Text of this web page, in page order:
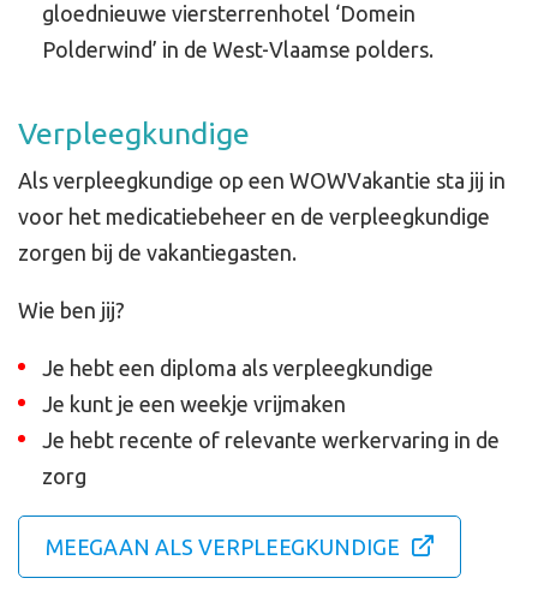
gloednieuwe viersterrenhotel ‘Domein
Polderwind’ in de West-Vlaamse polders.
Verpleegkundige
Als verpleegkundige op een WOWVakantie sta jij in
voor het medicatiebeheer en de verpleegkundige
zorgen bij de vakantiegasten.
Wie ben jij?
Je hebt een diploma als verpleegkundige
Je kunt je een weekje vrijmaken
Je hebt recente of relevante werkervaring in de
zorg
MEEGAAN ALS VERPLEEGKUNDIGE